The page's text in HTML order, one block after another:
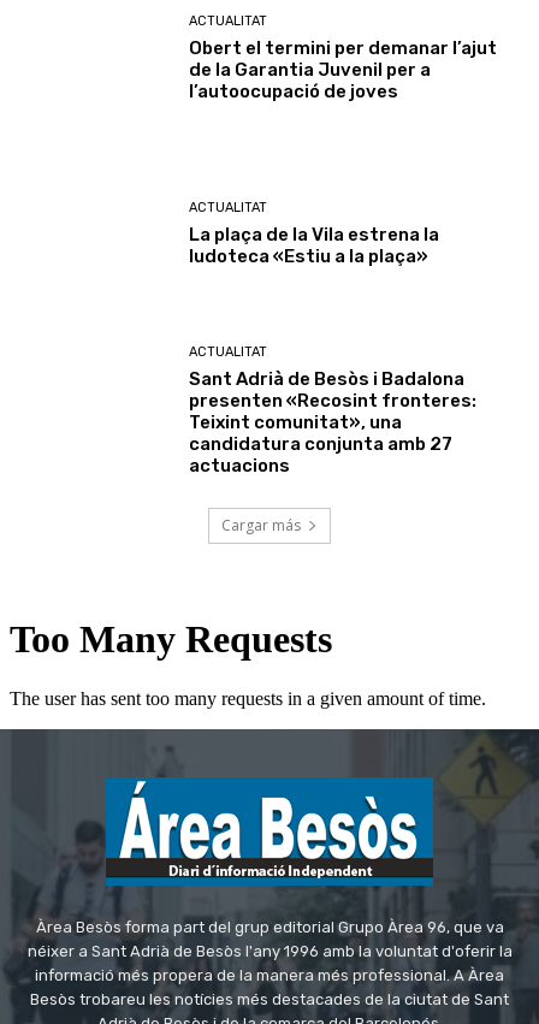
ACTUALITAT
Obert el termini per demanar l’ajut
de la Garantia Juvenil per a
l’autoocupació de joves
ACTUALITAT
La plaça de la Vila estrena la
ludoteca «Estiu a la plaça»
ACTUALITAT
Sant Adrià de Besòs i Badalona
presenten «Recosint fronteres:
Teixint comunitat», una
candidatura conjunta amb 27
actuacions
Cargar más
Àrea Besòs forma part del grup editorial Grupo Àrea 96, que va
néixer a Sant Adrià de Besòs l'any 1996 amb la voluntat d'oferir la
informació més propera de la manera més professional. A Àrea
Besòs trobareu les notícies més destacades de la ciutat de Sant